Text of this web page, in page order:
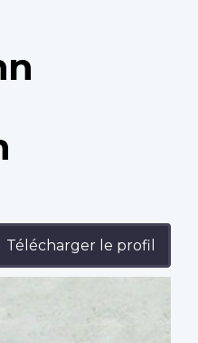
Télécharger le profil